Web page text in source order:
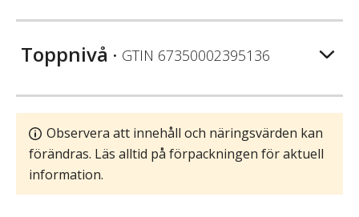
Toppnivå • GTIN 67350002395136
Observera att innehåll och näringsvärden kan
förändras. Läs alltid på förpackningen för aktuell
information.